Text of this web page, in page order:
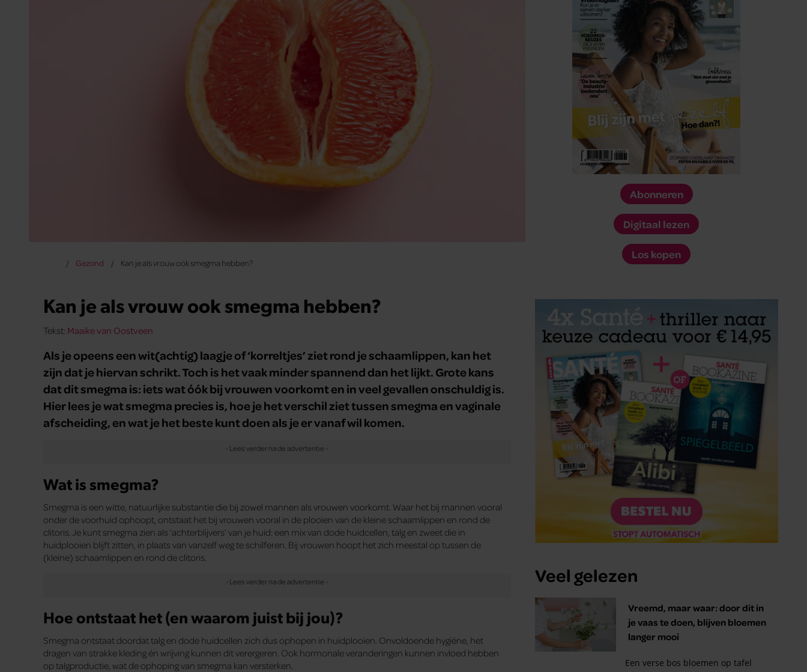
Gezond Kan je als vrouw ook smegma hebben?
Kan je als vrouw ook smegma hebben?
Tekst: Maaike van Oostveen
Als je opeens een wit(achtig) laagje of ‘korreltjes’ ziet rond je schaamlippen, kan het
zijn dat je hiervan schrikt. Toch is het vaak minder spannend dan het lijkt. Grote kans
dat dit smegma is: iets wat óók bij vrouwen voorkomt en in veel gevallen onschuldig is.
Hier lees je wat smegma precies is, hoe je het verschil ziet tussen smegma en vaginale
afscheiding, en wat je het beste kunt doen als je er vanaf wil komen.
Wat is smegma?
Smegma is een witte, natuurlijke substantie die bij zowel mannen als vrouwen voorkomt. Waar het bij mannen vooral
onder de voorhuid ophoopt, ontstaat het bij vrouwen vooral in de plooien van de kleine schaamlippen en rond de
clitoris. Je kunt smegma zien als ‘achterblijvers’ van je huid: een mix van dode huidcellen, talg en zweet die in
huidplooien blijft zitten, in plaats van vanzelf weg te schilferen. Bij vrouwen hoopt het zich meestal op tussen de
(kleine) schaamlippen en rond de clitoris.
Hoe ontstaat het (en waarom juist bij jou)?
Smegma ontstaat doordat talg en dode huidcellen zich dus ophopen in huidplooien. Onvoldoende hygiëne, het
dragen van strakke kleding én wrijving kunnen dit verergeren. Ook hormonale veranderingen kunnen invloed hebben
op talgproductie, wat de ophoping van smegma kan versterken.
Abonneren
Digitaal lezen
Los kopen